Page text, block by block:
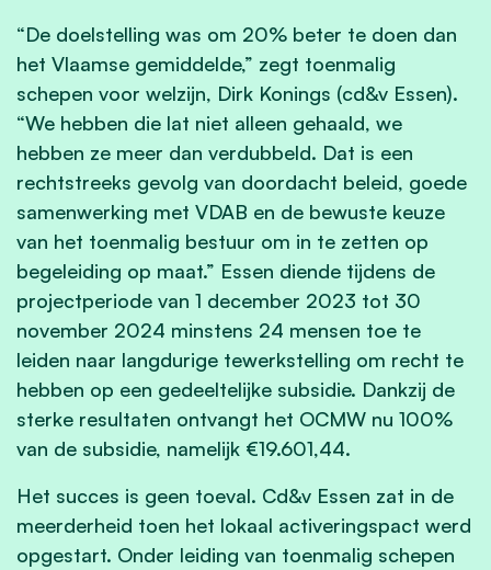
“De doelstelling was om 20% beter te doen dan
het Vlaamse gemiddelde,” zegt toenmalig
schepen voor welzijn, Dirk Konings (cd&v Essen).
“We hebben die lat niet alleen gehaald, we
hebben ze meer dan verdubbeld. Dat is een
rechtstreeks gevolg van doordacht beleid, goede
samenwerking met VDAB en de bewuste keuze
van het toenmalig bestuur om in te zetten op
begeleiding op maat.” Essen diende tijdens de
projectperiode van 1 december 2023 tot 30
november 2024 minstens 24 mensen toe te
leiden naar langdurige tewerkstelling om recht te
hebben op een gedeeltelijke subsidie. Dankzij de
sterke resultaten ontvangt het OCMW nu 100%
van de subsidie, namelijk €19.601,44.
Het succes is geen toeval. Cd&v Essen zat in de
meerderheid toen het lokaal activeringspact werd
opgestart. Onder leiding van toenmalig schepen